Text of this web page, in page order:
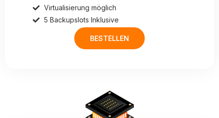
Virtualisierung möglich
5 Backupslots Inklusive
BESTELLEN